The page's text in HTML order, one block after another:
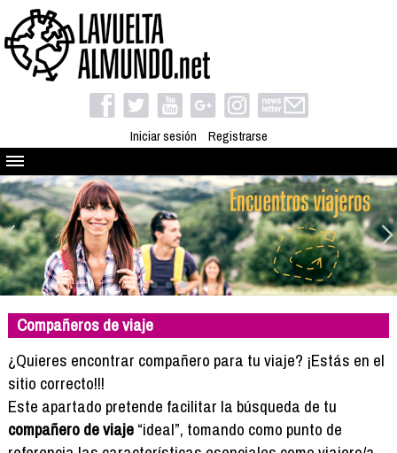
Iniciar sesión Registrarse
Quienes somos
El proyecto
Blog
Viaja con nosotros
Camino solidario
Libros
Compañeros de viaje
Formación
Info viajeros
Compañeros de viaje
¿Quieres encontrar compañero para tu viaje? ¡Estás en el
sitio correcto!!!
Este apartado pretende facilitar la búsqueda de tu
compañero de viaje“ideal”, tomando como punto de